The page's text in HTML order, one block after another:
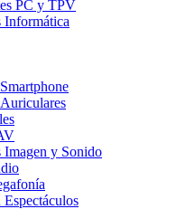
PC y TPV
Informática
Imagen y Sonido